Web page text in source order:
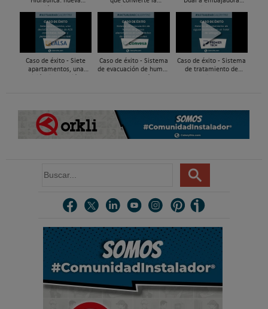
de expansión para
tuberías PEX
infraestructura activa de
gestión del agua...
| Mecatrónica Industrial
Caso de éxito - Siete
apartamentos, una
Caso de éxito - Sistema
de evacuación de humos
Caso de éxito - Sistema
de tratamiento de
u
r
.